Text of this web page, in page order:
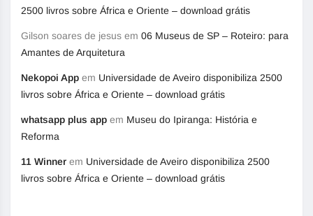
2500 livros sobre África e Oriente – download grátis
Gilson soares de jesus em 06 Museus de SP – Roteiro: para
Amantes de Arquitetura
Nekopoi App em Universidade de Aveiro disponibiliza 2500
livros sobre África e Oriente – download grátis
whatsapp plus app em Museu do Ipiranga: História e
Reforma
11 Winner em Universidade de Aveiro disponibiliza 2500
livros sobre África e Oriente – download grátis